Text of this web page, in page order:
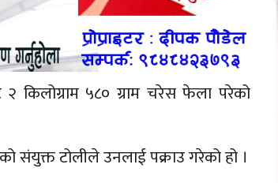
किलोग्राम ५८० ग्राम चरेस फेला परेको
संयुक्त टोलीले उनलाई पक्राउ गरेको हो ।